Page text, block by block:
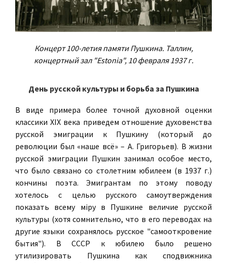
Концерт 100-летия памяти Пушкина. Таллин,
концертный зал "Estonia", 10 февраля 1937 г.
День русской культуры и борьба за Пушкина
В виде примера более точной духовной оценки
классики XIX века приведем отношение духовенства
русской эмиграции к Пушкину (который до
революции был «наше всё» – А. Григорьев). В жизни
русской эмиграции Пушкин занимал особое место,
что было связано со столетним юбилеем (в 1937 г.)
кончины поэта. Эмигрантам по этому поводу
хотелось с целью русского самоутверждения
показать всему мiру в Пушкине величие русской
культуры (хотя сомнительно, что в его переводах на
другие языки сохранялось русское "самооткровение
бытия"). В СССР к юбилею было решено
утилизировать Пушкина как сподвижника